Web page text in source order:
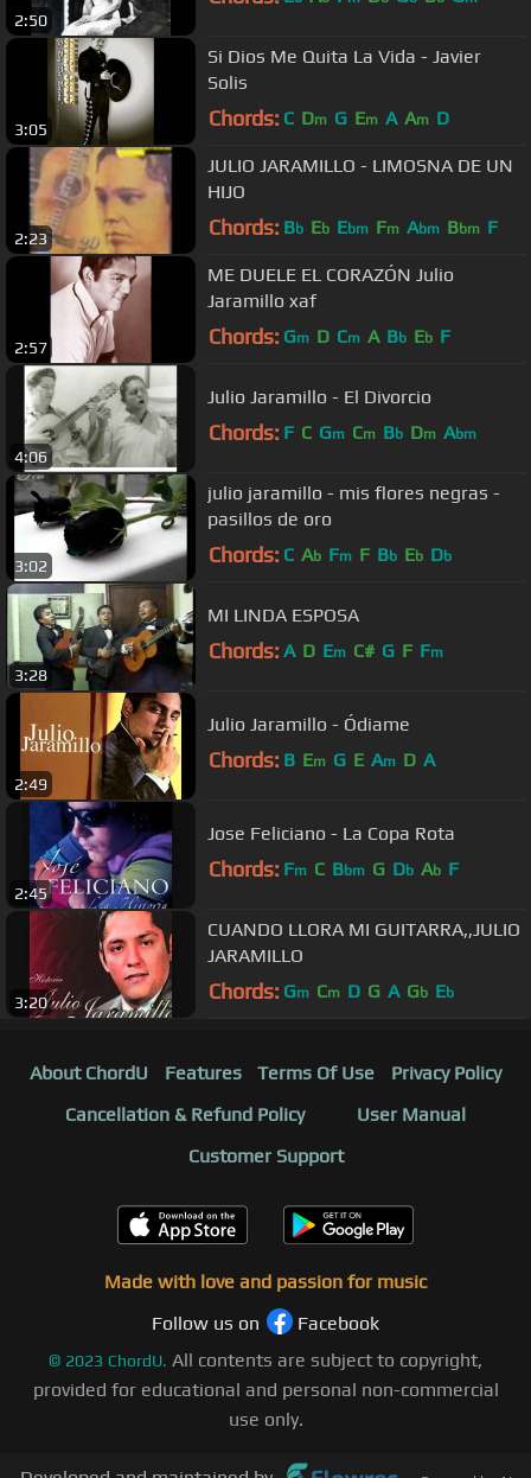
2:50
3:05
Si Dios Me Quita La Vida - Javier
Solis
Chords: C Dm G Em A Am D
2:23
JULIO JARAMILLO - LIMOSNA DE UN
HIJO
Chords: Bb Eb Ebm Fm Abm Bbm F
2:57
ME DUELE EL CORAZÓN Julio
Jaramillo xaf
Chords: Gm D Cm A Bb Eb F
4:06
Julio Jaramillo - El Divorcio
Chords: F C Gm Cm Bb Dm Abm
3:02
julio jaramillo - mis flores negras -
pasillos de oro
Chords: C Ab Fm F Bb Eb Db
3:28
MI LINDA ESPOSA
Chords: A D Em C# G F Fm
2:49
Julio Jaramillo - Ódiame
Chords: B Em G E Am D A
2:45
Jose Feliciano - La Copa Rota
Chords: Fm C Bbm G Db Ab F
3:20
CUANDO LLORA MI GUITARRA,,JULIO
JARAMILLO
Chords: Gm Cm D G A Gb Eb
About ChordU Features Terms Of Use
Privacy Policy
Cancellation & Refund Policy
User Manual
Customer Support
Made with love and passion for music
Follow us on
Facebook
© 2023 ChordU. All contents are subject to copyright,
provided for educational and personal non-commercial
use only.